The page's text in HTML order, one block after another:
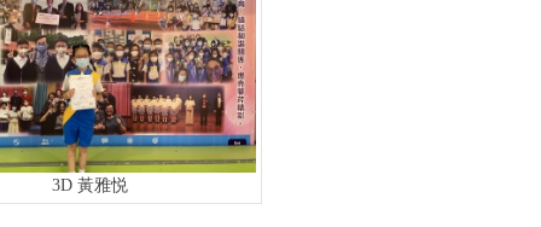
3D 黃雅悦